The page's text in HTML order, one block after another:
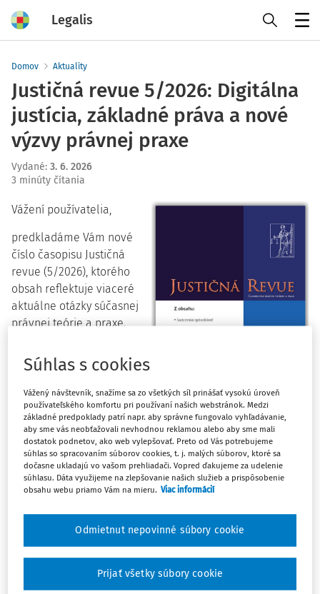
Legalis
Domov Aktuality
Justičná revue 5/2026: Digitálna
justícia, základné práva a nové
výzvy právnej praxe
Vydané: 3. 6. 2026
3 minúty čítania
Vážení používatelia,
predkladáme Vám nové
číslo časopisu Justičná
revue (5/2026), ktorého
obsah reflektuje viaceré
aktuálne otázky súčasnej
právnej teórie a praxe.
tohto vydania sa venujú
témam zasahujúcim do
fungovania súdnej moci,
ochrany základných práv,
trestného procesu,
digitalizácie justície, ako aj súkromnoprávnych vzťahov v
komparatívnej perspektíve.
Vydanie otvára článok D. Jelinkovej Dudzíkovej, ktorá
rozhodovacej činnosti Súdnej rady SR
. Autorka sa venuje
otázkam personálnych predpokladov výkonu sudcovskej
funkcie a ich významu pre nezávislé a dôveryhodné
fungovanie súdnictva.
Súhlas s cookies
Vážený návštevník, snažíme sa zo všetkých síl prinášať vysokú úroveň
používateľského komfortu pri používaní našich webstránok. Medzi
základné predpoklady patrí napr. aby správne fungovalo vyhľadávanie,
aby sme vás neobťažovali nevhodnou reklamou alebo aby sme mali
dostatok podnetov, ako web vylepšovať. Preto od Vás potrebujeme
súhlas so spracovaním súborov cookies, t. j. malých súborov, ktoré sa
dočasne ukladajú vo vašom prehliadači. Vopred ďakujeme za udelenie
súhlasu. Dáta využijeme na zlepšovanie našich služieb a prispôsobenie
obsahu webu priamo Vám na mieru. Viac informácií
Odmietnut nepovinné súbory cookie
Prijať všetky súbory cookie